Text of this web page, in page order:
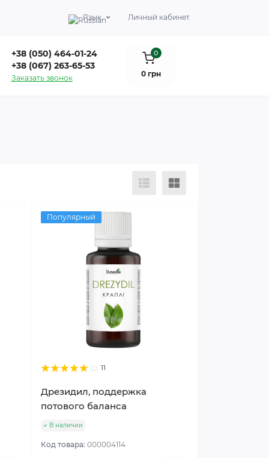
Язык Личный кабинет
+38 (050) 464-01-24
+38 (067) 263-65-53
Заказать звонок
0
0 грн
Популярный
11
Дрезидил, поддержка
потового баланса
В наличии
Код товара:000004114